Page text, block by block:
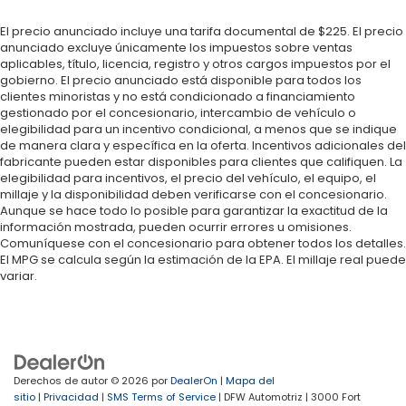
• High-Output 6.7L Power Stroke Diesel
• Advanced Trailer Tow System
• Gooseneck/5th Wheel Prep Capability
• Trailer Brake Controller
• Pro Trailer Backup Assist
• Heavy-Duty Suspension
• Electronic Locking Rear Differential
• Integrated Trailer Sway Control
• Massive Towing & Payload Capacity
Safety & Driver Assistance
Braking
• 360-Degree Camera
El precio anunciado incluye una tarifa documental de $225. El precio
anunciado excluye únicamente los impuestos sobre ventas
aplicables, título, licencia, registro y otros cargos impuestos por el
gobierno. El precio anunciado está disponible para todos los
clientes minoristas y no está condicionado a financiamiento
gestionado por el concesionario, intercambio de vehículo o
elegibilidad para un incentivo condicional, a menos que se indique
de manera clara y específica en la oferta. Incentivos adicionales del
fabricante pueden estar disponibles para clientes que califiquen. La
elegibilidad para incentivos, el precio del vehículo, el equipo, el
millaje y la disponibilidad deben verificarse con el concesionario.
Aunque se hace todo lo posible para garantizar la exactitud de la
información mostrada, pueden ocurrir errores u omisiones.
Comuníquese con el concesionario para obtener todos los detalles.
El MPG se calcula según la estimación de la EPA. El millaje real puede
variar.
Derechos de autor © 2026 porDealerOn | Mapa del
sitio | Privacidad | SMS Terms of Service | DFW Automotriz | 3000 Fort